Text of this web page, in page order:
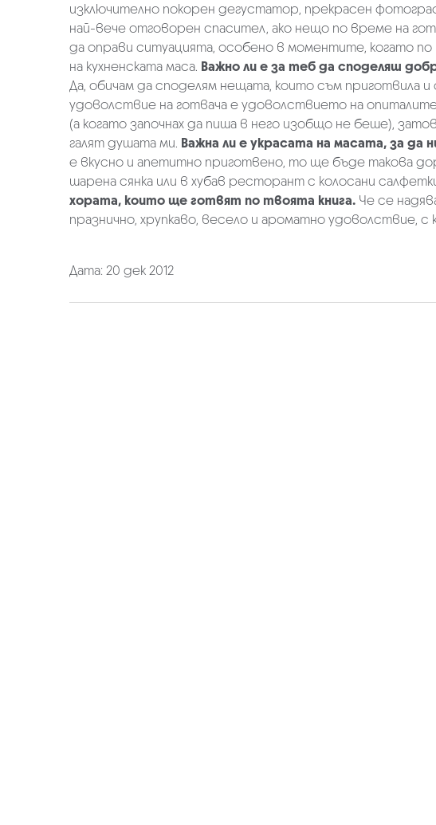
изключително покорен дегустатор, прекрасен
най-вече отговорен спасител, ако нещо по време на
да оправи ситуацията, особено в моментите, когато
на кухненската маса. Важно ли е за теб да споделяш
Да, обичам да споделям нещата, които съм приготвила и
удоволствие на готвача е удоволствието на
(а когато започнах да пиша в него изобщо не беше),
галят душата ми. Важна ли е украсата на масата, за да
е вкусно и апетитно приготвено, то ще бъде такова
шарена сянка или в хубав ресторант с колосани
хората, които ще готвят по твоята книга. Че се
празнично, хрупкаво, весело и ароматно удоволствие,
Дата: 20 дек 2012